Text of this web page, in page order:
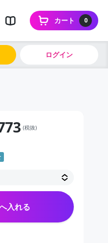
0
カート
ログイン
(税抜)
入れる